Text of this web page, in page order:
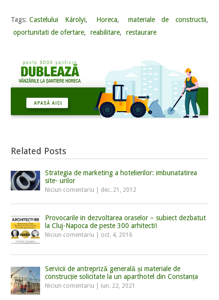
Tags: Castelului Károlyi, Horeca, materiale de constructii,
oportunitati de ofertare, reabilitare, restaurare
Related Posts
Strategia de marketing a hotelierilor: imbunatatirea
site- urilor
Niciun comentariu dec. 21, 2012
Provocarile in dezvoltarea oraselor – subiect dezbatut
la Cluj-Napoca de peste 300 arhitecti!
Niciun comentariu oct. 4, 2016
Servicii de antrepriză generală și materiale de
construcție solicitate la un aparthotel din Constanța
Niciun comentariu iun. 22, 2021